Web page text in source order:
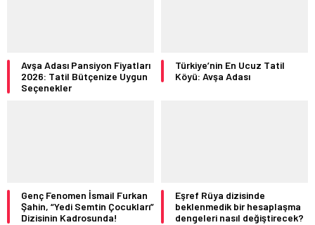
Avşa Adası Pansiyon Fiyatları
2026: Tatil Bütçenize Uygun
Seçenekler
Türkiye’nin En Ucuz Tatil
Köyü: Avşa Adası
Genç Fenomen İsmail Furkan
Şahin, “Yedi Semtin Çocukları”
Dizisinin Kadrosunda!
Eşref Rüya dizisinde
beklenmedik bir hesaplaşma
dengeleri nasıl değiştirecek?